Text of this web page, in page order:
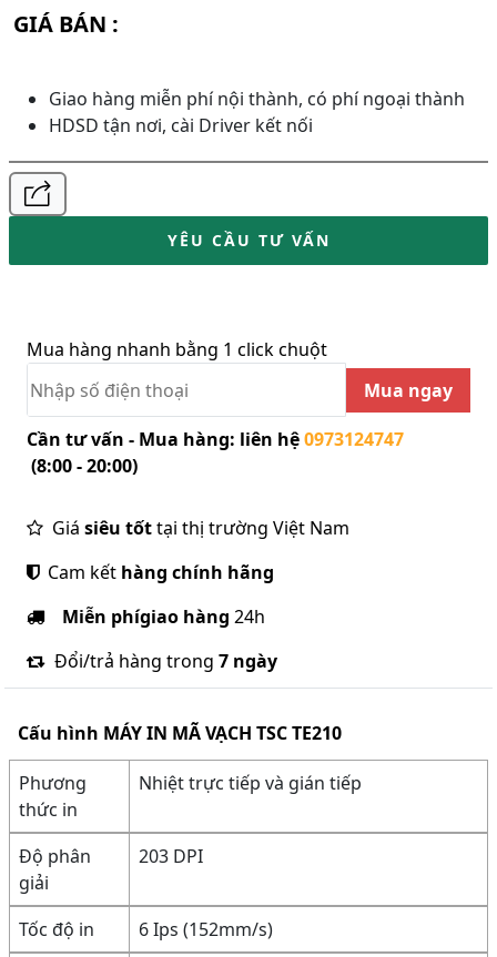
GIÁ BÁN :
Giao hàng miễn phí nội thành, có phí ngoại thành
HDSD tận nơi, cài Driver kết nối
YÊU CẦU TƯ VẤN
Mua hàng nhanh bằng 1 click chuột
Mua ngay
Cần tư vấn - Mua hàng: liên hệ0973124747
(8:00 - 20:00)
Giá siêu tốttại thị trường Việt Nam
Cam kết hàng chính hãng
Miễn phígiao hàng 24h
Đổi/trả hàng trong 7 ngày
Cấu hình MÁY IN MÃ VẠCH TSC TE210
Phương
thức in
Nhiệt trực tiếp và gián tiếp
Độ phân
giải
203 DPI
Tốc độ in
6 Ips (152mm/s)